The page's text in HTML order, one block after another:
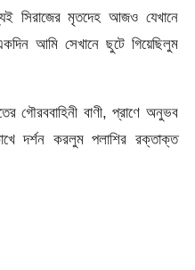
সিরাজের মৃতদেহ আজও যেখানে
আমি সেখানে ছুটে গিয়েছিলুম
গৌরববাহিনী বাণী, প্রাণে অনুভব
দর্শন করলুম পলাশির রক্তাক্ত